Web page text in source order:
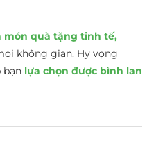
món quà tặng tinh tế,
không gian. Hy vọng
bạn lựa chọn được bình lan